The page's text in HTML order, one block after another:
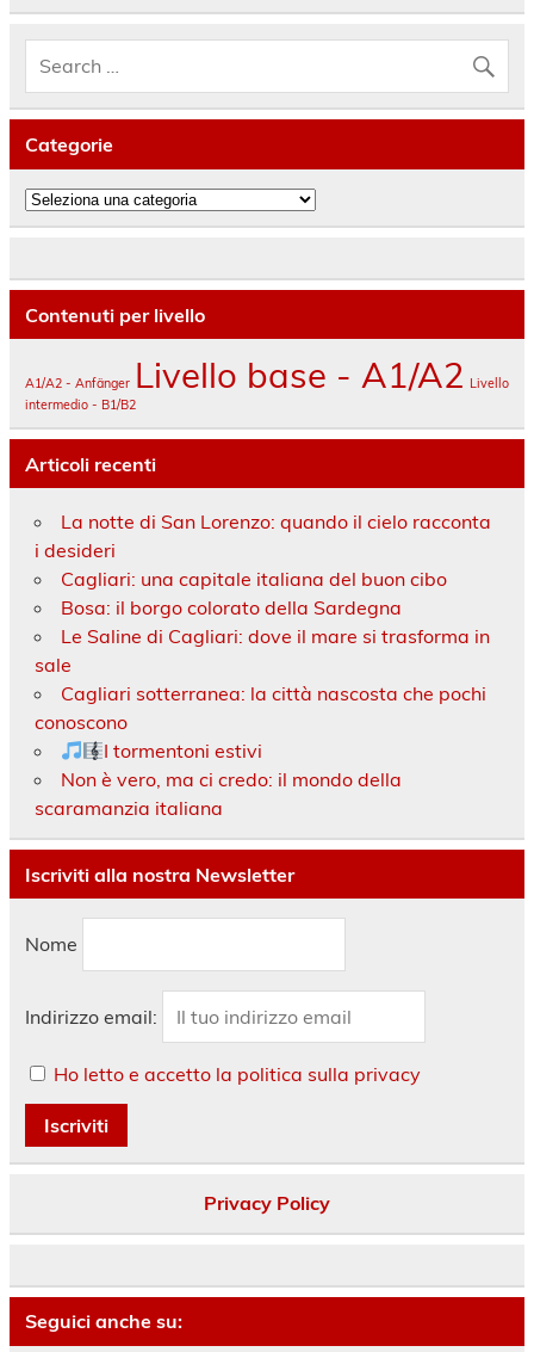
Categorie
Categorie
Contenuti per livello
A1/A2 - Anfänger Livello base - A1/A2 Livello
intermedio - B1/B2
Articoli recenti
La notte di San Lorenzo: quando il cielo racconta
i desideri
Cagliari: una capitale italiana del buon cibo
Bosa: il borgo colorato della Sardegna
Le Saline di Cagliari: dove il mare si trasforma in
sale
Cagliari sotterranea: la città nascosta che pochi
conoscono
I tormentoni estivi
Non è vero, ma ci credo: il mondo della
scaramanzia italiana
Iscriviti alla nostra Newsletter
Nome
Indirizzo email:
Ho letto e accetto la politica sulla privacy
Privacy Policy
Seguici anche su: